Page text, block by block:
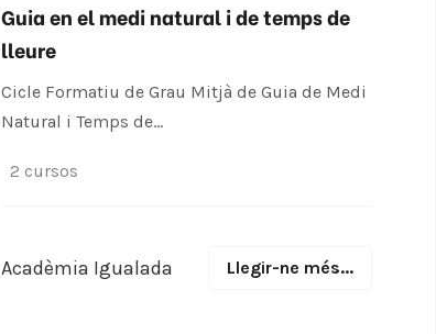
Guia en el medi natural i de temps de
lleure
Cicle Formatiu de Grau Mitjà de Guia de Medi
Natural i Temps de...
2 cursos
Acadèmia Igualada Llegir-ne més...